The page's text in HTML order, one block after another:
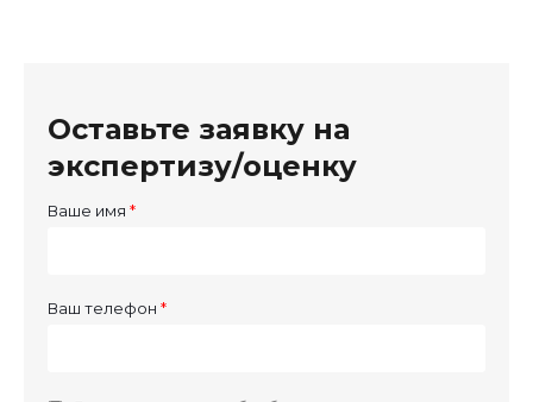
Оставьте заявку на
экспертизу/оценку
Ваше имя
Ваш телефон